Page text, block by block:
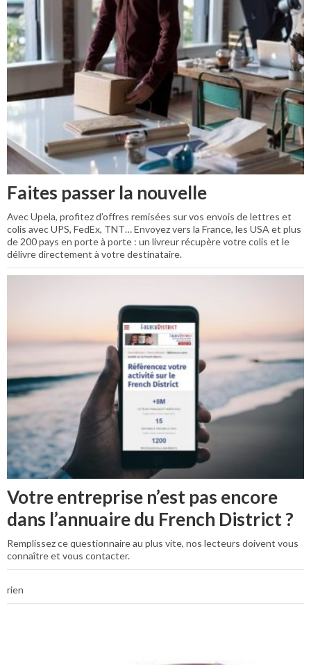
Faites passer la nouvelle
Avec Upela, profitez d’offres remisées sur vos envois de lettres et
colis avec UPS, FedEx, TNT… Envoyez vers la France, les USA et plus
de 200 pays en porte à porte : un livreur récupère votre colis et le
délivre directement à votre destinataire.
Votre entreprise n’est pas encore
dans l’annuaire du French District ?
Remplissez ce questionnaire au plus vite, nos lecteurs doivent vous
connaître et vous contacter.
rien